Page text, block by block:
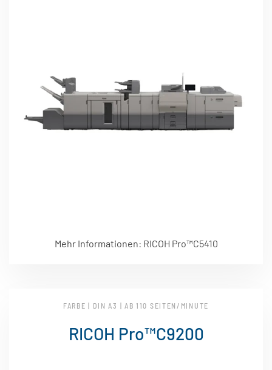
Mehr Informationen: RICOH Pro™C5410
FARBE | DIN A3 | AB 110 SEITEN/MINUTE
RICOH Pro™C9200